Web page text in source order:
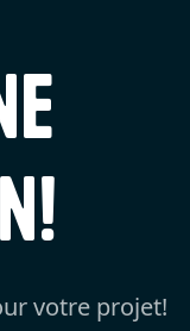
votre projet!